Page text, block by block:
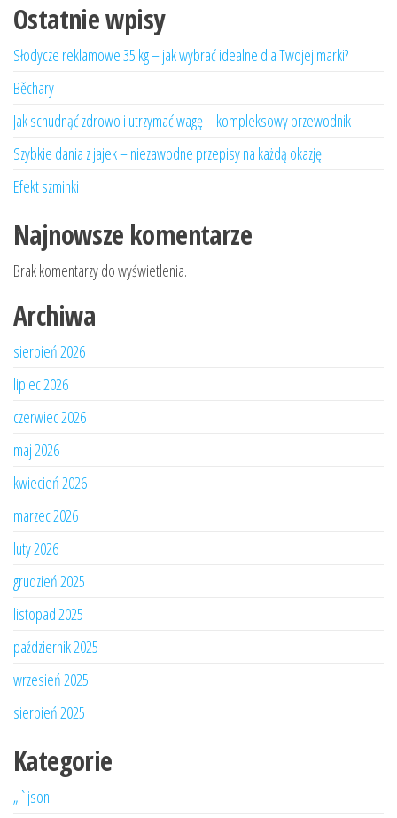
Ostatnie wpisy
Słodycze reklamowe 35 kg – jak wybrać idealne dla Twojej marki?
Běchary
Jak schudnąć zdrowo i utrzymać wagę – kompleksowy przewodnik
Szybkie dania z jajek – niezawodne przepisy na każdą okazję
Efekt szminki
Najnowsze komentarze
Brak komentarzy do wyświetlenia.
Archiwa
sierpień 2026
lipiec 2026
czerwiec 2026
maj 2026
kwiecień 2026
marzec 2026
luty 2026
grudzień 2025
listopad 2025
październik 2025
wrzesień 2025
sierpień 2025
Kategorie
„`json